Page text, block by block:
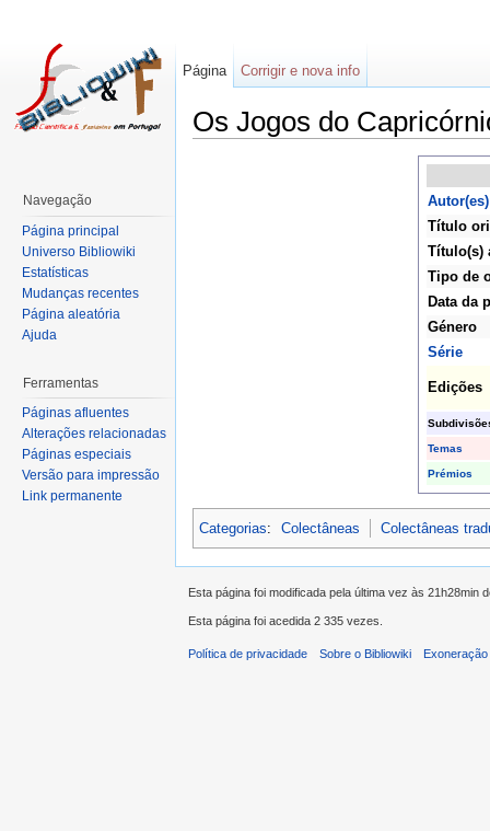
Os Jogos do
Autor(es)
Título
Título(s)
Tipo de
Data da
Género
Série
Edições
Temas
Prémios
Categorias: Colectâneas Colectâneas
Página Corrigir e nova info
Navegação
Página principal
Universo Bibliowiki
Estatísticas
Mudanças recentes
Página aleatória
Ajuda
Ferramentas
Páginas afluentes
Alterações relacionadas
Páginas especiais
Versão para impressão
Link permanente
Esta página foi modificada pela última vez às 21h28min
Esta página foi acedida 2 335 vezes.
Política de privacidade Sobre o Bibliowiki